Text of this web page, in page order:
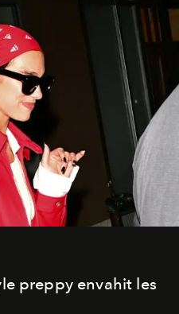
preppy envahit les